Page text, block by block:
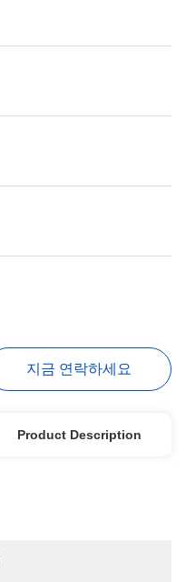
지금 연락하세요
Product Description